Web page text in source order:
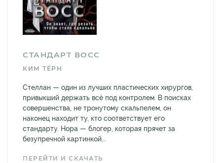
СТАНДАРТ ВОСС
КИМ ТЁРН
Стеллан — один из лучших пластических хирургов,
привыкший держать всё под контролем. В поисках
совершенства, не тронутому скальпелем, он
наконец находит ту, кто соответствует его
стандарту. Нора — блогер, которая прячет за
безупречной картинкой...
ПЕРЕЙТИ И СКАЧАТЬ